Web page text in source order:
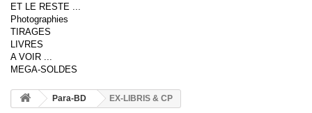
ET LE RESTE ...
Photographies
TIRAGES
LIVRES
A VOIR ...
MEGA-SOLDES
Para-BD EX-LIBRIS & CP